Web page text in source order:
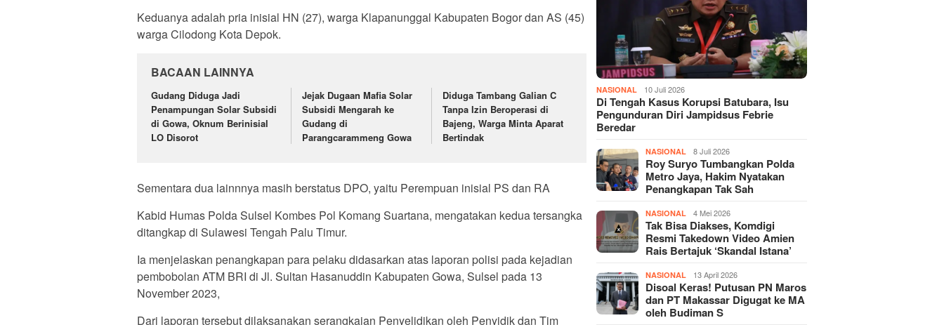
Keduanya adalah pria inisial HN (27), warga Klapanunggal Kabupaten Bogor dan AS (45)
warga Cilodong Kota Depok.
BACAAN LAINNYA
Gudang Diduga Jadi
Penampungan Solar Subsidi
di Gowa, Oknum Berinisial
LO Disorot
Jejak Dugaan Mafia Solar
Subsidi Mengarah ke
Gudang di
Parangcarammeng Gowa
Diduga Tambang Galian C
Tanpa Izin Beroperasi di
Bajeng, Warga Minta Aparat
Bertindak
Sementara dua lainnnya masih berstatus DPO, yaitu Perempuan inisial PS dan RA
Kabid Humas Polda Sulsel Kombes Pol Komang Suartana, mengatakan kedua tersangka
ditangkap di Sulawesi Tengah Palu Timur.
Ia menjelaskan penangkapan para pelaku didasarkan atas laporan polisi pada kejadian
pembobolan ATM BRI di Jl. Sultan Hasanuddin Kabupaten Gowa, Sulsel pada 13
November 2023,
Dari laporan tersebut dilaksanakan serangkaian Penyelidikan oleh Penyidik dan Tim
NASIONAL 10 Juli 2026
Di Tengah Kasus Korupsi Batubara, Isu
Pengunduran Diri Jampidsus Febrie
Beredar
NASIONAL 8 Juli 2026
Roy Suryo Tumbangkan Polda
Metro Jaya, Hakim Nyatakan
Penangkapan Tak Sah
NASIONAL 4 Mei 2026
Tak Bisa Diakses, Komdigi
Resmi Takedown Video Amien
Rais Bertajuk ‘Skandal Istana’
NASIONAL 13 April 2026
Disoal Keras! Putusan PN Maros
dan PT Makassar Digugat ke MA
oleh Budiman S